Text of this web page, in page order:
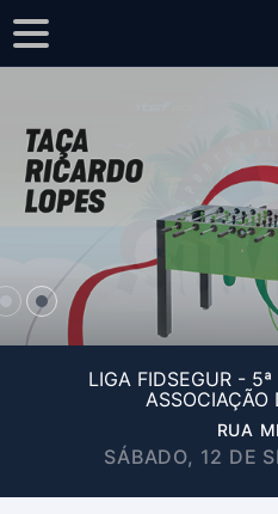
LIGA FIDSEGUR -
ASSOCIAÇÃO
RUA
SÁBADO, 12 DE